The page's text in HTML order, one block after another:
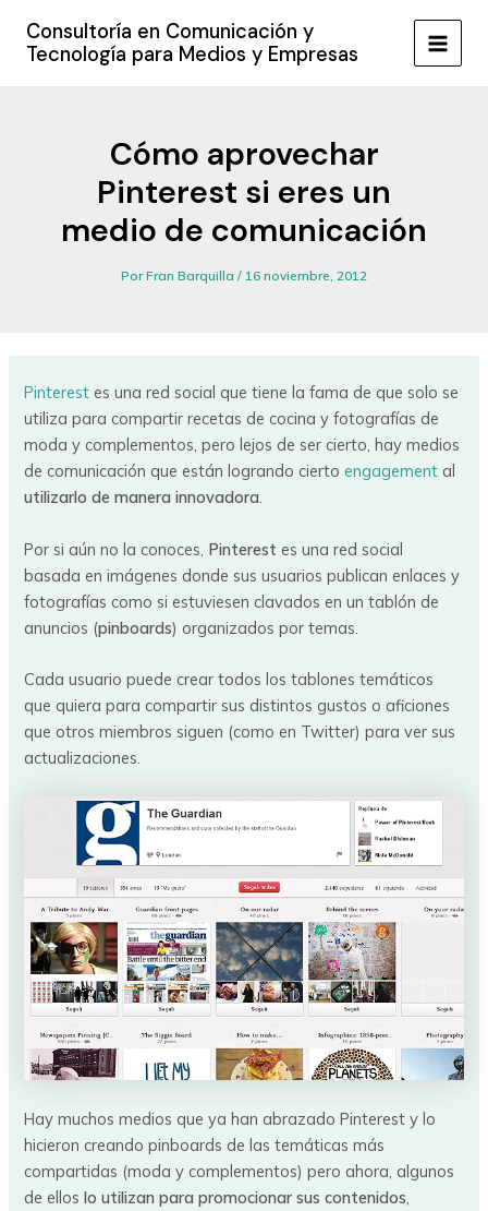
contenido
Consultoría en Comunicación y
Tecnología para Medios y Empresas
MAIN
Cómo aprovechar
Pinterest si eres un
medio de comunicación
PorFran Barquilla / 16 noviembre, 2012
Pinterest es una red social que tiene la fama de que solo se
utiliza para compartir recetas de cocina y fotografías de
moda y complementos, pero lejos de ser cierto, hay medios
de comunicación que están logrando ciertoengagement al
utilizarlo de manera innovadora.
Por si aún no la conoces, Pinterest es una red social
basada en imágenes donde sus usuarios publican enlaces y
fotografías como si estuviesen clavados en un tablón de
anuncios (pinboards) organizados por temas.
Cada usuario puede crear todos los tablones temáticos
que quiera para compartir sus distintos gustos o aficiones
que otros miembros siguen (como en Twitter) para ver sus
actualizaciones.
Hay muchos medios que ya han abrazado Pinterest y lo
hicieron creando pinboards de las temáticas más
compartidas (moda y complementos) pero ahora, algunos
de elloslo utilizan para promocionar sus contenidos